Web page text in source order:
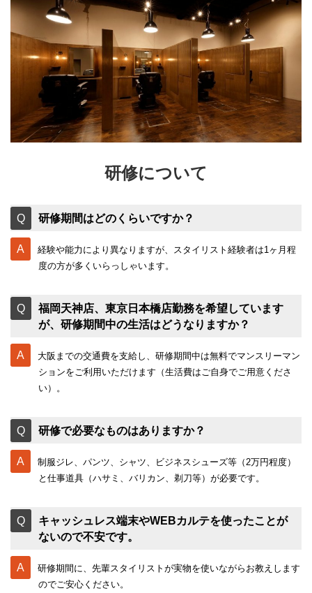
研修について
研修期間はどのくらいですか？
経験や能力により異なりますが、スタイリスト経験者は1ヶ月程
度の方が多くいらっしゃいます。
福岡天神店、東京日本橋店勤務を希望しています
が、研修期間中の生活はどうなりますか？
大阪までの交通費を支給し、研修期間中は無料でマンスリーマン
ションをご利用いただけます（生活費はご自身でご用意くださ
い）。
研修で必要なものはありますか？
制服ジレ、パンツ、シャツ、ビジネスシューズ等（2万円程度）
と仕事道具（ハサミ、バリカン、剃刀等）が必要です。
キャッシュレス端末やWEBカルテを使ったことが
ないので不安です。
研修期間に、先輩スタイリストが実物を使いながらお教えします
のでご安心ください。